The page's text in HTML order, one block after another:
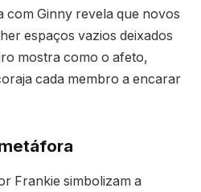
com Ginny revela que novos
espaços vazios deixados
mostra como o afeto,
cada membro a encarar
Frankie simbolizam a